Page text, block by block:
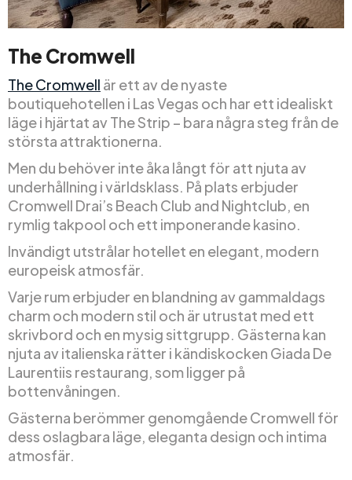
The Cromwell
The Cromwell är ett av de nyaste
boutiquehotellen i Las Vegas och har ett idealiskt
läge i hjärtat av The Strip – bara några steg från de
största attraktionerna.
Men du behöver inte åka långt för att njuta av
underhållning i världsklass. På plats erbjuder
Cromwell Drai’s Beach Club and Nightclub, en
rymlig takpool och ett imponerande kasino.
Invändigt utstrålar hotellet en elegant, modern
europeisk atmosfär.
Varje rum erbjuder en blandning av gammaldags
charm och modern stil och är utrustat med ett
skrivbord och en mysig sittgrupp. Gästerna kan
njuta av italienska rätter i kändiskocken Giada De
Laurentiis restaurang, som ligger på
bottenvåningen.
Gästerna berömmer genomgående Cromwell för
dess oslagbara läge, eleganta design och intima
atmosfär.